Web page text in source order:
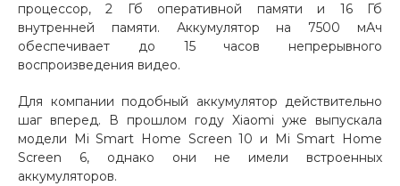
Получайте товар
выбранный способом
Оставшиеся75% будут
списыватьсяс вашей карты
по25 %каждые 2 недели
процессор, 2 Гб оперативной памяти и 16 Гб
внутренней памяти. Аккумулятор на 7500 мАч
обеспечивает до 15 часов непрерывного
воспроизведения видео.
Для компании подобный аккумулятор действительно
шаг вперед. В прошлом году Xiaomi уже выпускала
модели Mi Smart Home Screen 10 и Mi Smart Home
Screen 6, однако они не имели встроенных
аккумуляторов.